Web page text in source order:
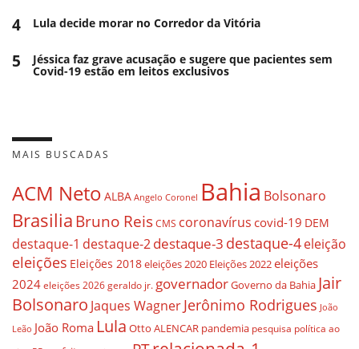
4 Lula decide morar no Corredor da Vitória
5 Jéssica faz grave acusação e sugere que pacientes sem
Covid-19 estão em leitos exclusivos
MAIS BUSCADAS
ACM Neto ALBA Angelo Coronel Bahia Bolsonaro
BrasiliaBruno ReisCMS coronavírus covid-19 DEM
destaque-1 destaque-2destaque-3 destaque-4eleição
eleições Eleições 2018eleições 2020 Eleições 2022eleições
2024 eleições 2026 geraldo jr. governadorGoverno da Bahia Jair
Bolsonaro Jaques WagnerJerônimo Rodrigues João
Leão João Roma Lula Otto ALENCAR pandemia pesquisa política ao